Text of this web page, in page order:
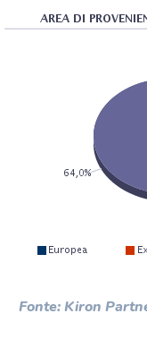
Fonte: Kiron